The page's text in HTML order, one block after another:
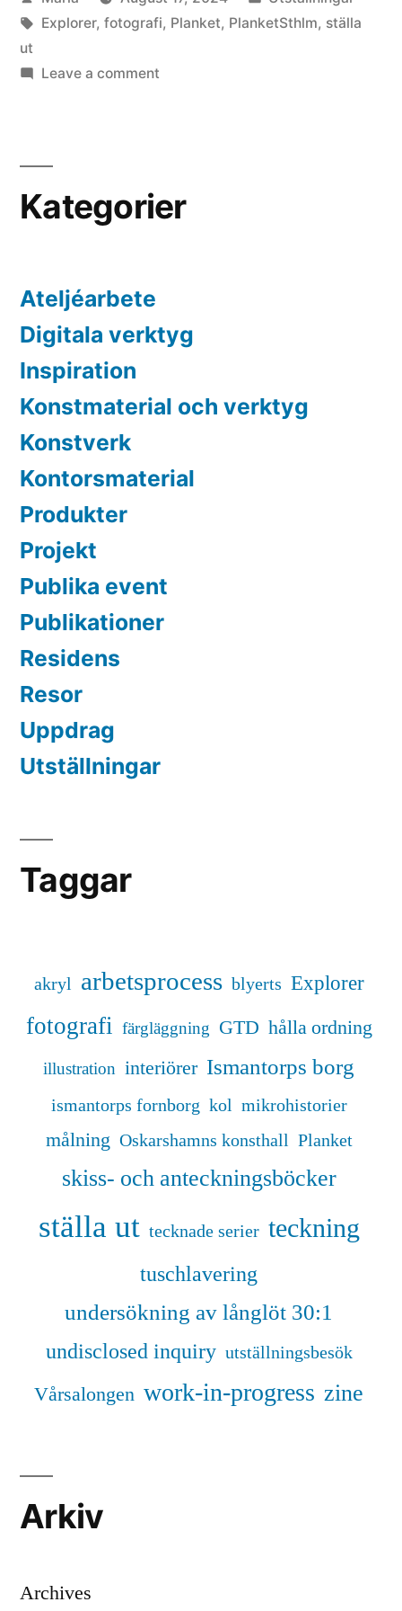
by
in
Tags:
Explorer, fotografi, Planket, PlanketSthlm, ställa
ut
Leave a commenton
Kategorier
Ateljéarbete
Digitala verktyg
Inspiration
Konstmaterial och verktyg
Konstverk
Kontorsmaterial
Produkter
Projekt
Publika event
Publikationer
Residens
Resor
Uppdrag
Utställningar
Taggar
akryl arbetsprocess blyerts Explorer
fotografi färgläggning GTD hålla ordning
illustration interiörer Ismantorps borg
ismantorps fornborg kol mikrohistorier
målning Oskarshamns konsthall Planket
skiss- och anteckningsböcker
ställa ut tecknade serier teckning
tuschlavering
undersökning av långlöt 30:1
undisclosed inquiry utställningsbesök
Vårsalongen work-in-progress zine
Arkiv
Archives